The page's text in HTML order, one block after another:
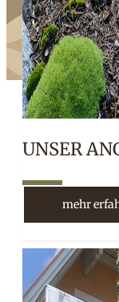
UNSER
mehr